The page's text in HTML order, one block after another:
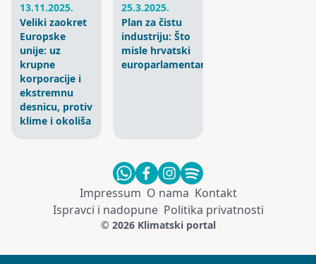
13.11.2025.
Veliki zaokret
Europske
unije: uz
krupne
korporacije i
ekstremnu
desnicu, protiv
klime i okoliša
25.3.2025.
Plan za čistu
industriju: Što
misle hrvatski
europarlamentarci?
Impressum O nama Kontakt
Ispravci i nadopune Politika privatnosti
© 2026 Klimatski portal